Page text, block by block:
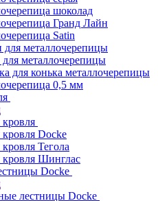
шоколад
Гранд Лайн
Satin
для металлочерепицы
металлочерепицы
для конька металлочерепицы
0,5 мм
Docke
Тегола
кровля Шинглас
Docke
лестницы Docke